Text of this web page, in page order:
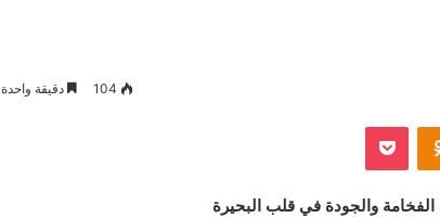
104 دقيقة واحدة
Odnoklassniki بوكيت
الفخامة والجودة في قلب البحيرة